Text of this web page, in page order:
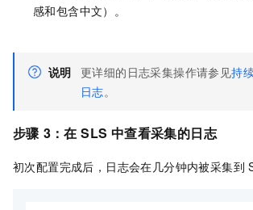
感和包含中文）。
说明 更详细的日志采集操作请参见持
日志。
步骤 3：在 SLS 中查看采集的日志
初次配置完成后，日志会在几分钟内被采集到